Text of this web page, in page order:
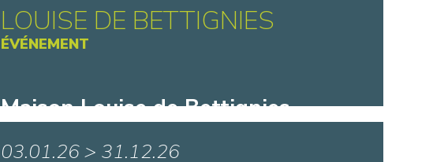
LOUISE DE BETTIGNIES
ÉVÉNEMENT
Maison Louise de Bettignies -
03.01.26 > 31.12.26